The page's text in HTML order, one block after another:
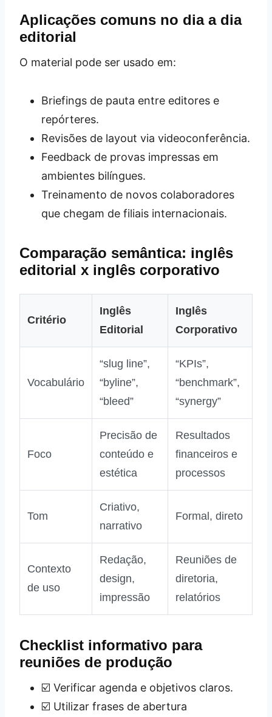
Aplicações comuns no dia a dia
editorial
O material pode ser usado em:
Briefings de pauta entre editores e
repórteres.
Revisões de layout via videoconferência.
Feedback de provas impressas em
ambientes bilíngues.
Treinamento de novos colaboradores
que chegam de filiais internacionais.
Comparação semântica: inglês
editorial x inglês corporativo
Critério
Inglês
Editorial
Inglês
Corporativo
Vocabulário
“slug line”,
“byline”,
“bleed”
“KPIs”,
“benchmark”,
“synergy”
Foco
Precisão de
conteúdo e
estética
Resultados
financeiros e
processos
Tom
Criativo,
narrativo
Formal, direto
Contexto
de uso
Redação,
design,
impressão
Reuniões de
diretoria,
relatórios
Checklist informativo para
reuniões de produção
☑️ Verificar agenda e objetivos claros.
☑️ Utilizar frases de abertura